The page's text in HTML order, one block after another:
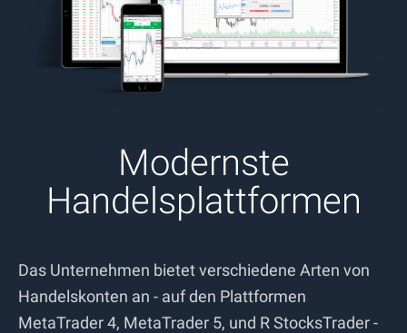
Modernste
Handelsplattformen
Das Unternehmen bietet verschiedene Arten von
Handelskonten an - auf den Plattformen
MetaTrader 4, MetaTrader 5, und R StocksTrader -